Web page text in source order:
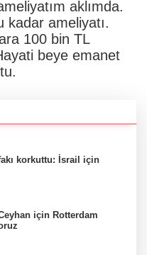
aklımda.
kadar ameliyatı.
100 bin TL
beye emanet
korkuttu: İsrail için
için Rotterdam